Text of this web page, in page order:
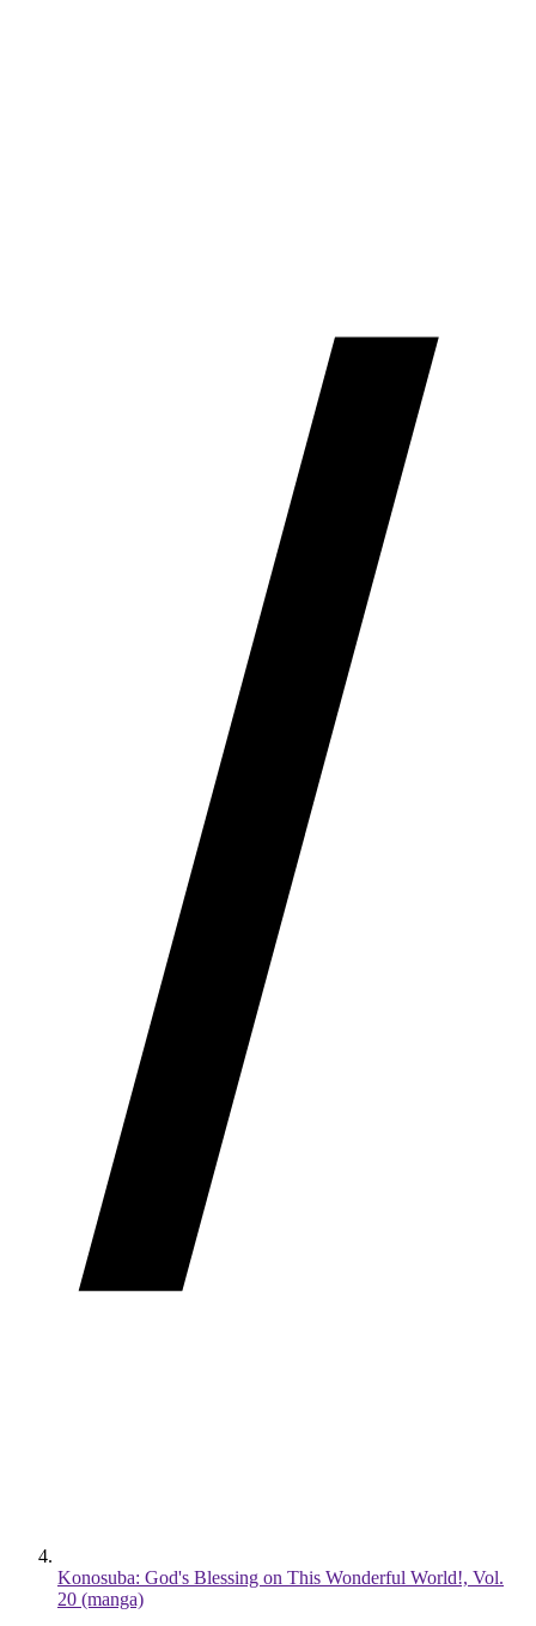
Konosuba: God's Blessing on This Wonderful World!, Vol.
20 (manga)